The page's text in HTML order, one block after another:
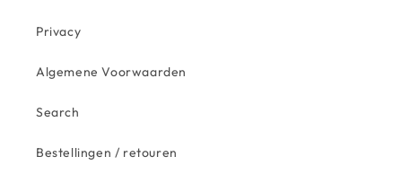
Privacy
Algemene Voorwaarden
Search
Bestellingen / retouren